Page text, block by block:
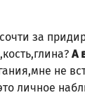
за
А
не
личное